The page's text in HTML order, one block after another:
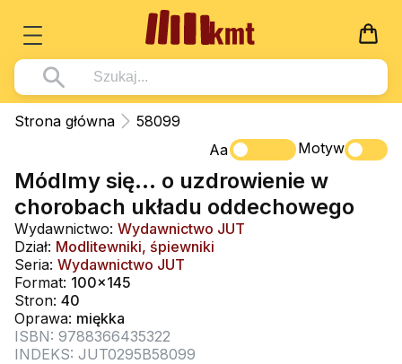
Książki
Wszystko z kategorii - Książki
Pismo Święte
Kościół Katolicki
Duszpasterstwo
Teologia
Życie chrześcijańskie
Duchowość
Wszystko z kategorii - Multimedia
DVD
CD-ROM
Muzyka
Rekolekcje i inne na CD
Śpiew i modlitwa
Dla Dzieci
Wszystko z kategorii - Dla Dzieci
Literatura (D)
Płyty, DVD (D)
Podręczniki i pomoce dydaktyczne
Podręczniki
Wszystko z kategorii - Podręczniki
Podręczniki i pomoce dydaktyczne
Zabawa i Nauka
Nowości
Zaloguj się
Strona główna
58099
Aa
Motyw
Módlmy się… o uzdrowienie w
chorobach układu oddechowego
Wydawnictwo: Wydawnictwo JUT
Dział: Modlitewniki, śpiewniki
Seria: Wydawnictwo JUT
Format: 100x145
Stron: 40
Oprawa: miękka
ISBN: 9788366435322
INDEKS: JUT0295B58099